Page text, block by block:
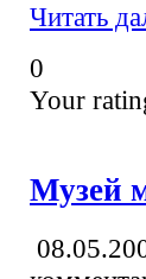
Читать
0
Your
Музей